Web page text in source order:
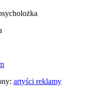
artyści reklamy